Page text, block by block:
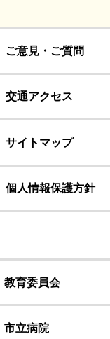
ご意見・ご質問
交通アクセス
サイトマップ
個人情報保護方針
教育委員会
市立病院